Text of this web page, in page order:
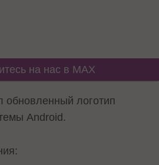
на нас в MAX
обновленный логотип
Android.